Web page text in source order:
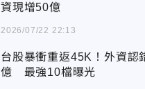
資現增50億
2026/07/22 22:13
台股暴衝重返45K！外資認
億 最強10檔曝光